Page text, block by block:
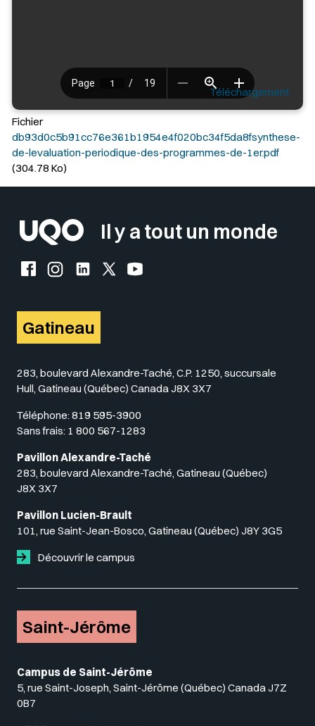
Téléchargement
Fichier
db93d0c5b91cc76e361b1954e4f020bc34f5da8fsynthese-
de-levaluation-periodique-des-programmes-de-1er.pdf
(304.78 Ko)
Il y a tout un monde
Facebook de l'UQO
Instagram de l'UQO
LinkedIn de l'UQO
X (Twitter) de l'UQO
YouTube de l'UQO
Gatineau
283, boulevard Alexandre-Taché, C.P. 1250, succursale
Hull, Gatineau (Québec) Canada J8X 3X7
Téléphone: 819 595-3900
Sans frais: 1 800 567-1283
Pavillon Alexandre-Taché
283, boulevard Alexandre-Taché, Gatineau (Québec)
J8X 3X7
Pavillon Lucien-Brault
101, rue Saint-Jean-Bosco, Gatineau (Québec) J8Y 3G5
Découvrir le campus
Saint-Jérôme
Campus de Saint-Jérôme
5, rue Saint-Joseph, Saint-Jérôme (Québec) Canada J7Z
0B7